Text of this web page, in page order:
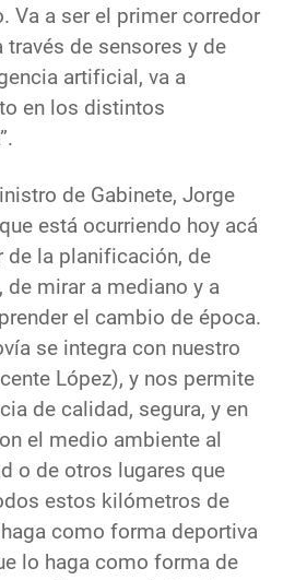
Va a ser el primer corredor
través de sensores y de
artificial, va a
en los distintos
de Gabinete, Jorge
está ocurriendo hoy acá
de la planificación, de
de mirar a mediano y a
el cambio de época.
se integra con nuestro
López), y nos permite
de calidad, segura, y en
el medio ambiente al
o de otros lugares que
estos kilómetros de
como forma deportiva
lo haga como forma de